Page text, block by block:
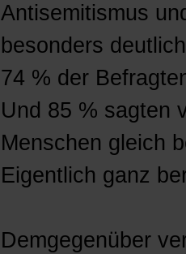
Antisemitismus
besonders
74 % der
Und 85 % sagten
Menschen gleich
Eigentlich ganz
Demgegenüber